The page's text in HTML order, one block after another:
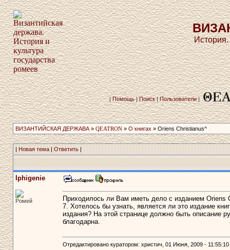
|Помощь|Поиск|Пользователи|
ВИЗАНТИЙСКАЯ ДЕРЖАВА» QEATRON» О книгах » Oriens Christianus^
| Новая тема|Ответить|
Iphigenie
Ромей
Приходилось ли Вам иметь дело с изданием Oriens
7. Хотелось бы узнать, является ли это издание
издания? На этой странице должно быть описание
благодарна.
Отредактировано куратором: христич, 01 Июня, 2009 - 11:55:10